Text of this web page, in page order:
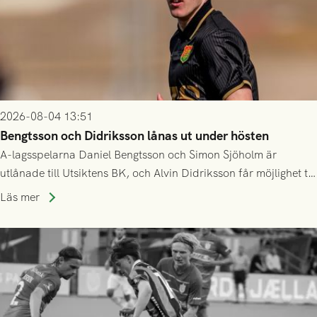
2026-08-04 13:51
Bengtsson och Didriksson lånas ut under hösten
A-lagsspelarna Daniel Bengtsson och Simon Sjöholm är
utlånade till Utsiktens BK, och Alvin Didriksson får möjlighet till
speltid i Hestrafors genom föreningssamarbete.
Läs mer